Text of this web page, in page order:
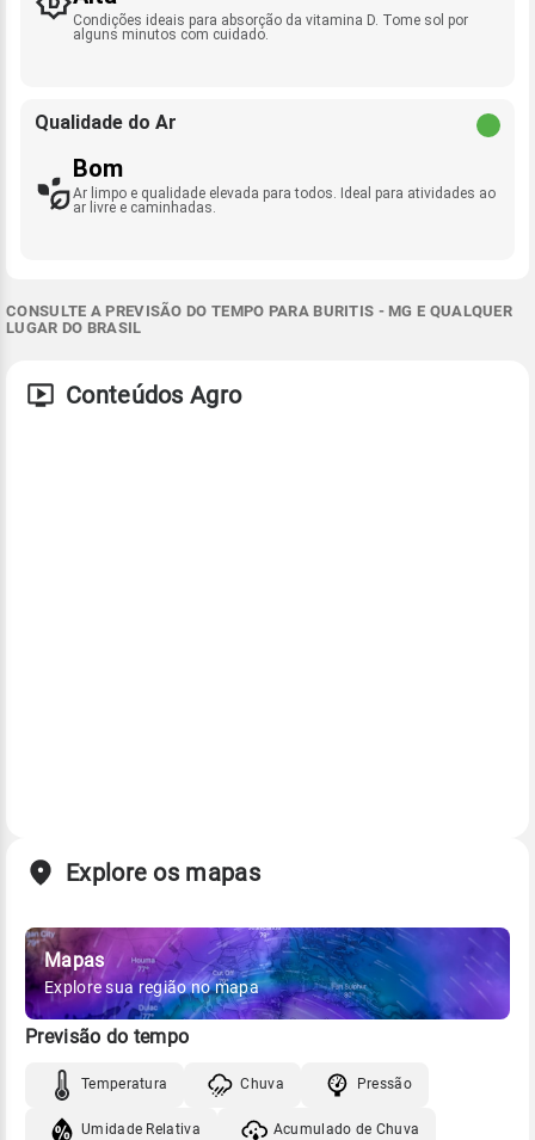
Condições ideais para absorção da vitamina D. Tome sol por
alguns minutos com cuidado.
Qualidade do Ar
Bom
Ar limpo e qualidade elevada para todos. Ideal para atividades ao
ar livre e caminhadas.
CONSULTE A PREVISÃO DO TEMPO PARA BURITIS - MG E QUALQUER
LUGAR DO BRASIL
Conteúdos Agro
Explore os mapas
Mapas
Explore sua região no mapa
Previsão do tempo
Temperatura Chuva Pressão
Umidade Relativa Acumulado de Chuva